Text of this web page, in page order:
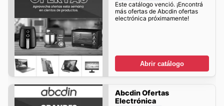
Este catálogo venció. ¡Encontrá
más ofertas de Abcdin ofertas
electrónica próximamente!
Abrir catálogo
Abcdin Ofertas
Electrónica